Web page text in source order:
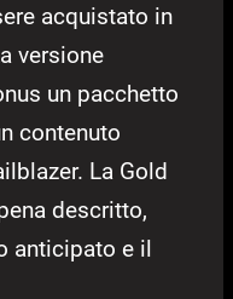
acquistato in
versione
un pacchetto
contenuto
La Gold
descritto,
anticipato e il